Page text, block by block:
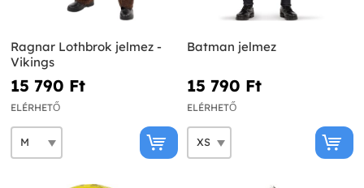
Ragnar Lothbrok jelmez -
Vikings
15 790 Ft‎
ELÉRHETŐ
Batman jelmez
15 790 Ft‎
ELÉRHETŐ